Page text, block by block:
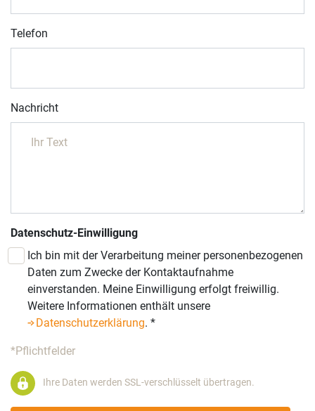
Telefon
Nachricht
Datenschutz-Einwilligung
Ich bin mit der Verarbeitung meiner personenbezogenen
Daten zum Zwecke der Kontaktaufnahme
einverstanden. Meine Einwilligung erfolgt freiwillig.
Weitere Informationen enthält unsere
Datenschutzerklärung. *
*Pflichtfelder
Ihre Daten werden SSL-verschlüsselt übertragen.